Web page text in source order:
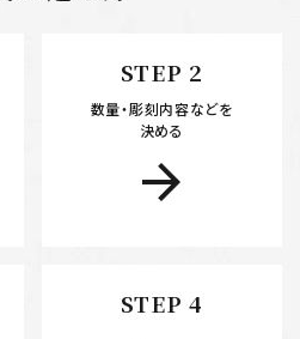
STEP 2
数量・彫刻内容などを
決める
arrow_forward
STEP 4